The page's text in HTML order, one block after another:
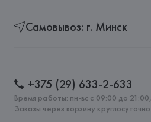
Самовывоз: г. Минск
+375 (29) 633-2-633
Время работы: пн-вс с 09:00 до 21:00,
Заказы через корзину круглосуточно